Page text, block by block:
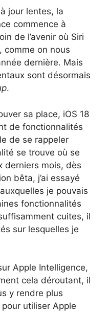
jour lentes, la
commence à
de l’avenir où Siri
comme on nous
dernière. Mais
sont désormais
.
sa place, iOS 18
de fonctionnalités
de se rappeler
se trouve où se
derniers mois, dès
bêta, j’ai essayé
je pouvais
fonctionnalités
cuites, il
sur lesquelles je
Apple Intelligence,
cela déroutant, il
y rendre plus
utiliser Apple